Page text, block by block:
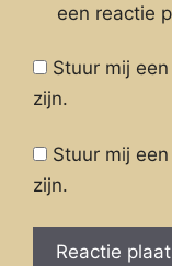
een reactie
Stuur mij
zijn.
Stuur mij
zijn.